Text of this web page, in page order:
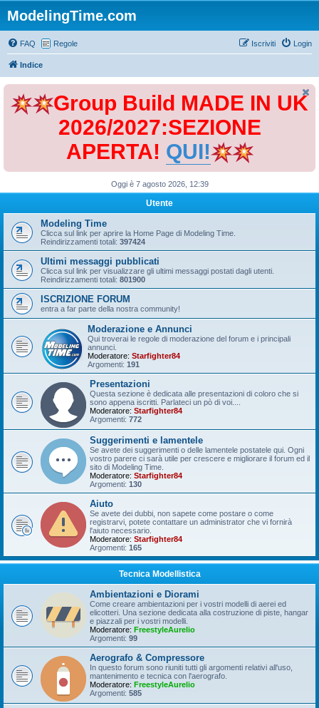
ModelingTime.com
FAQ Regole Login
Iscriviti
Indice
Group Build MADE IN UK
2026/2027:SEZIONE
APERTA! QUI!
Oggi è 7 agosto 2026, 12:39
Utente
Modeling Time
Clicca sul link per aprire la Home Page di Modeling Time.
Reindirizzamenti totali: 397424
Ultimi messaggi pubblicati
Clicca sul link per visualizzare gli ultimi messaggi postati dagli utenti.
Reindirizzamenti totali: 801900
ISCRIZIONE FORUM
entra a far parte della nostra community!
Moderazione e Annunci
Qui troverai le regole di moderazione del forum e i principali
annunci.
Moderatore: Starfighter84
Argomenti: 191
Presentazioni
Questa sezione è dedicata alle presentazioni di coloro che si
sono appena iscritti. Parlateci un pò di voi....
Moderatore: Starfighter84
Argomenti: 772
Suggerimenti e lamentele
Se avete dei suggerimenti o delle lamentele postatele qui. Ogni
vostro parere ci sarà utile per crescere e migliorare il forum ed il
sito di Modeling Time.
Moderatore: Starfighter84
Argomenti: 130
Aiuto
Se avete dei dubbi, non sapete come postare o come
registrarvi, potete contattare un administrator che vi fornirà
l'aiuto necessario.
Moderatore: Starfighter84
Argomenti: 165
Tecnica Modellistica
Ambientazioni e Diorami
Come creare ambientazioni per i vostri modelli di aerei ed
elicotteri. Una sezione dedicata alla costruzione di piste, hangar
e piazzali per i vostri modelli.
Moderatore: FreestyleAurelio
Argomenti: 99
Aerografo & Compressore
In questo forum sono riuniti tutti gli argomenti relativi all'uso,
mantenimento e tecnica con l'aerografo.
Moderatore: FreestyleAurelio
Argomenti: 585